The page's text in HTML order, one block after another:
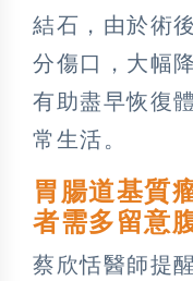
結石，由於術
分傷口，大幅
有助盡早恢復
常生活。
胃腸道基質
者需多留意
蔡欣恬醫師提